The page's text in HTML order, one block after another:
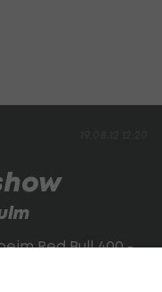
Red Bull 400 -